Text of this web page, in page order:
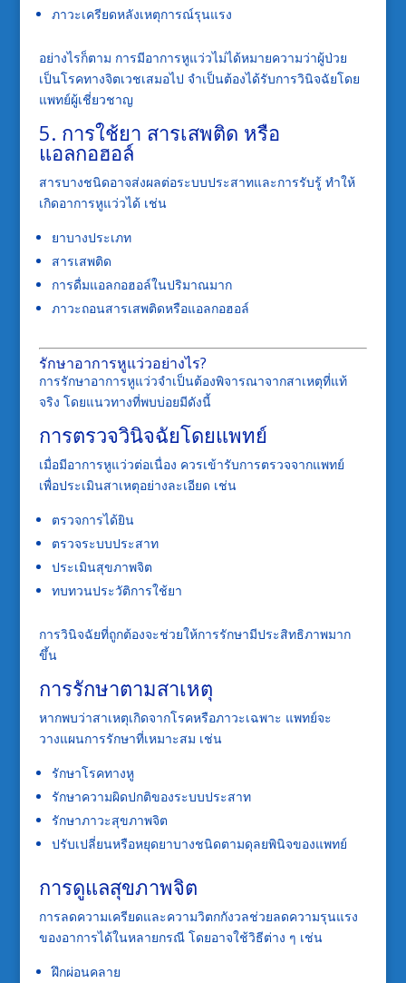
ภาวะเครียดหลังเหตุการณ์รุนแรง
อย่างไรก็ตาม การมีอาการหูแว่วไม่ได้หมายความว่าผู้ป่วย
เป็นโรคทางจิตเวชเสมอไป จำเป็นต้องได้รับการวินิจฉัยโดย
แพทย์ผู้เชี่ยวชาญ
5. การใช้ยา สารเสพติด หรือ
แอลกอฮอล์
สารบางชนิดอาจส่งผลต่อระบบประสาทและการรับรู้ ทำให้
เกิดอาการหูแว่วได้ เช่น
ยาบางประเภท
สารเสพติด
การดื่มแอลกอฮอล์ในปริมาณมาก
ภาวะถอนสารเสพติดหรือแอลกอฮอล์
รักษาอาการหูแว่วอย่างไร?
การรักษาอาการหูแว่วจำเป็นต้องพิจารณาจากสาเหตุที่แท้
จริง โดยแนวทางที่พบบ่อยมีดังนี้
การตรวจวินิจฉัยโดยแพทย์
เมื่อมีอาการหูแว่วต่อเนื่อง ควรเข้ารับการตรวจจากแพทย์
เพื่อประเมินสาเหตุอย่างละเอียด เช่น
ตรวจการได้ยิน
ตรวจระบบประสาท
ประเมินสุขภาพจิต
ทบทวนประวัติการใช้ยา
การวินิจฉัยที่ถูกต้องจะช่วยให้การรักษามีประสิทธิภาพมาก
ขึ้น
การรักษาตามสาเหตุ
หากพบว่าสาเหตุเกิดจากโรคหรือภาวะเฉพาะ แพทย์จะ
วางแผนการรักษาที่เหมาะสม เช่น
รักษาโรคทางหู
รักษาความผิดปกติของระบบประสาท
รักษาภาวะสุขภาพจิต
ปรับเปลี่ยนหรือหยุดยาบางชนิดตามดุลยพินิจของแพทย์
การดูแลสุขภาพจิต
การลดความเครียดและความวิตกกังวลช่วยลดความรุนแรง
ของอาการได้ในหลายกรณี โดยอาจใช้วิธีต่าง ๆ เช่น
ฝึกผ่อนคลาย